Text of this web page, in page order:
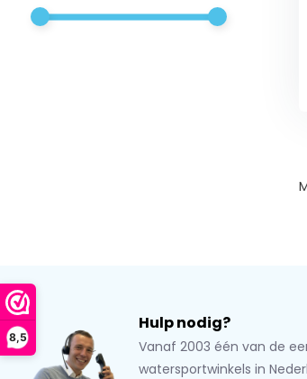
8,5
Hulp nodig?
Vanaf 2003 één van de
watersportwinkels in